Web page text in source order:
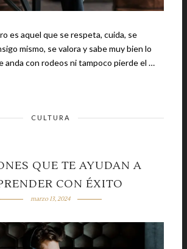
es aquel que se respeta, cuida, se
mismo, se valora y sabe muy bien lo
No se anda con rodeos ni tampoco pierde el …
CULTURA
QUE TE AYUDAN A
CON ÉXITO
marzo 13, 2024